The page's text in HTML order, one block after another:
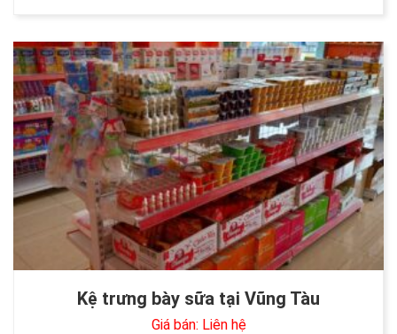
Kệ trưng bày sữa tại Vũng Tàu
Giá bán: Liên hệ